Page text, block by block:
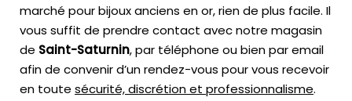
marché pour bijoux anciens en or, rien de plus facile. Il
vous suffit de prendre contact avec notre magasin
de Saint-Saturnin, par téléphone ou bien par email
afin de convenir d’un rendez-vous pour vous recevoir
en toute sécurité, discrétion et professionnalisme.